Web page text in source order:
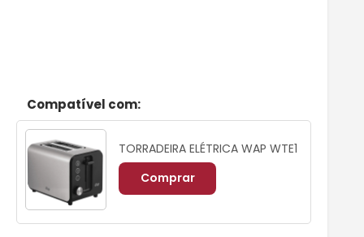
Compatível com:
TORRADEIRA ELÉTRICA WAP WTE1
Comprar